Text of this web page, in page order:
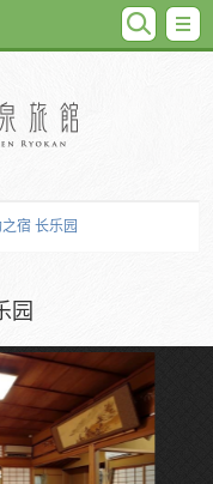
宿 长乐园
园